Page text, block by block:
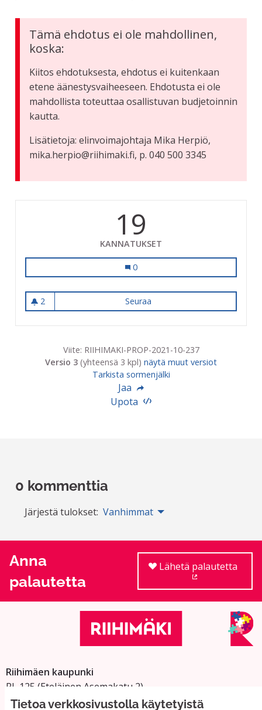
Tietoa verkkosivustolla käytetyistä
Tämä ehdotus ei ole mahdollinen,
koska:
Kiitos ehdotuksesta, ehdotus ei kuitenkaan
etene äänestysvaiheeseen. Ehdotusta ei ole
mahdollista toteuttaa osallistuvan budjetoinnin
kautta.
Lisätietoja: elinvoimajohtaja Mika Herpiö,
mika.herpio@riihimaki.fi, p. 040 500 3345
19
KANNATUKSET
Riutta, seikkailupuisto
0
2
2 seuraajaa
Seuraa
Viite: RIIHIMAKI-PROP-2021-10-237
Versio 3 (yhteensä 3 kpl) näytä muut versiot
Tarkista sormenjälki
Jaa
Upota
0 kommenttia
Järjestä tulokset: Vanhimmat
Anna
palautetta
Lähetä palautetta
Riihimäen kaupunki
PL 125 (Eteläinen Asemakatu 2)
11101 Riihimäki